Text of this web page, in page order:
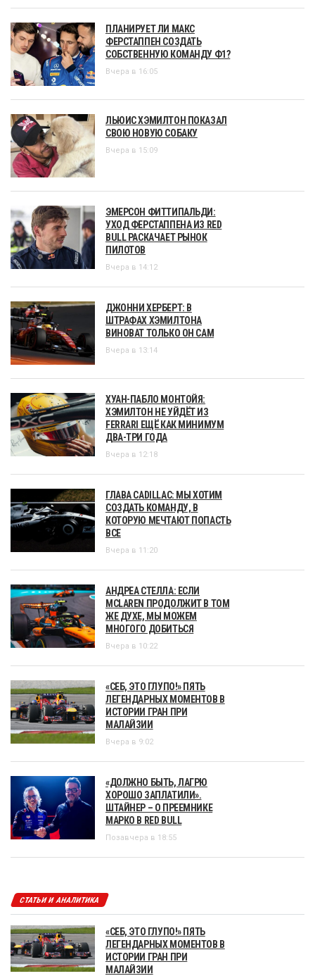
ПЛАНИРУЕТ ЛИ МАКС
ФЕРСТАППЕН СОЗДАТЬ
СОБСТВЕННУЮ КОМАНДУ Ф1?
Вчера в 16:05
ЛЬЮИС ХЭМИЛТОН ПОКАЗАЛ
СВОЮ НОВУЮ СОБАКУ
Вчера в 15:09
ЭМЕРСОН ФИТТИПАЛЬДИ:
УХОД ФЕРСТАППЕНА ИЗ RED
BULL РАСКАЧАЕТ РЫНОК
ПИЛОТОВ
Вчера в 14:12
ДЖОННИ ХЕРБЕРТ: В
ШТРАФАХ ХЭМИЛТОНА
ВИНОВАТ ТОЛЬКО ОН САМ
Вчера в 13:14
ХУАН-ПАБЛО МОНТОЙЯ:
ХЭМИЛТОН НЕ УЙДЁТ ИЗ
FERRARI ЕЩЁ КАК МИНИМУМ
ДВА-ТРИ ГОДА
Вчера в 12:18
ГЛАВА CADILLAC: МЫ ХОТИМ
СОЗДАТЬ КОМАНДУ, В
КОТОРУЮ МЕЧТАЮТ ПОПАСТЬ
ВСЕ
Вчера в 11:20
АНДРЕА СТЕЛЛА: ЕСЛИ
MCLAREN ПРОДОЛЖИТ В ТОМ
ЖЕ ДУХЕ, МЫ МОЖЕМ
МНОГОГО ДОБИТЬСЯ
Вчера в 10:22
«СЕБ, ЭТО ГЛУПО!» ПЯТЬ
ЛЕГЕНДАРНЫХ МОМЕНТОВ В
ИСТОРИИ ГРАН ПРИ
МАЛАЙЗИИ
Вчера в 9:02
«ДОЛЖНО БЫТЬ, ЛАГРЮ
ХОРОШО ЗАПЛАТИЛИ».
ШТАЙНЕР – О ПРЕЕМНИКЕ
МАРКО В RED BULL
Позавчера в 18:55
СТАТЬИ И АНАЛИТИКА
«СЕБ, ЭТО ГЛУПО!» ПЯТЬ
ЛЕГЕНДАРНЫХ МОМЕНТОВ В
ИСТОРИИ ГРАН ПРИ
МАЛАЙЗИИ